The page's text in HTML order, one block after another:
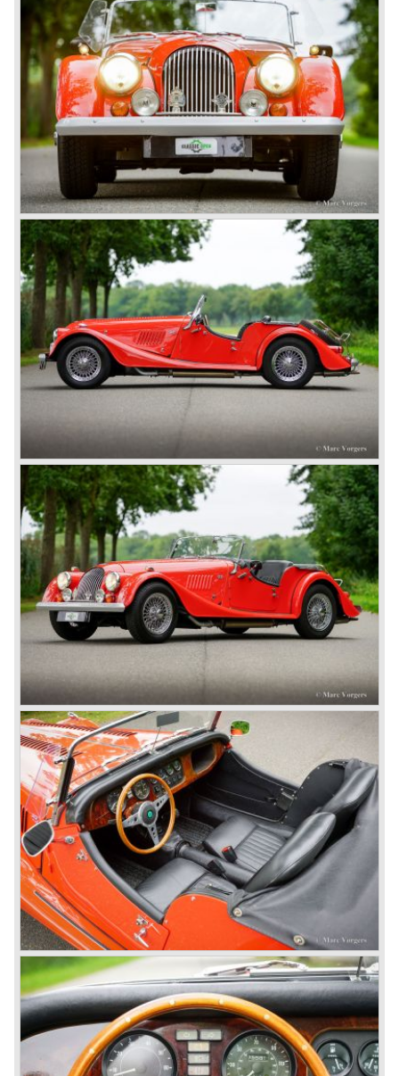
models are powered by a Ford Zetec 16V engine. These
cars feature petrol injection and a five speed manual
gearbox. The Morgan 4/4 is a very special car to drive
because it has it's own strong character. It cannot be
compared with any other roadster or convertible.